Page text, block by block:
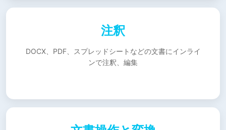
注釈
DOCX、PDF、スプレッドシートなどの文書にインライ
ンで注釈、編集